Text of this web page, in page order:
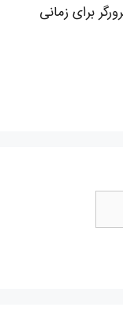
برای زمانی